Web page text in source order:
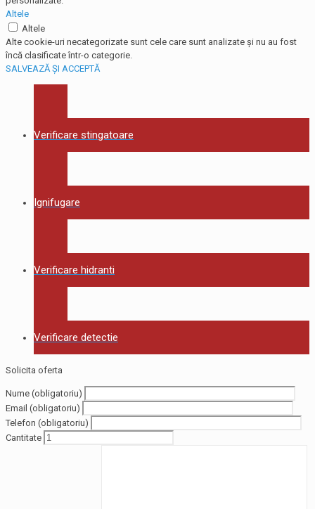
Altele
Altele
Alte cookie-uri necategorizate sunt cele care sunt analizate și nu au fost
încă clasificate într-o categorie.
SALVEAZĂ ȘI ACCEPTĂ
Verificare stingatoare
Ignifugare
Verificare hidranti
Verificare detectie
Solicita oferta
Nume (obligatoriu)
Email (obligatoriu)
Telefon (obligatoriu)
Cantitate